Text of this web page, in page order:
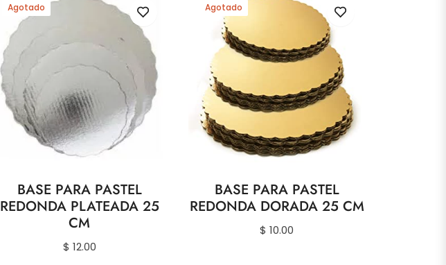
Agotado
BASE PARA PASTEL
REDONDA PLATEADA 25
CM
Precio
$ 12.00
Agotado
BASE PARA PASTEL
REDONDA DORADA 25 CM
Precio
$ 10.00